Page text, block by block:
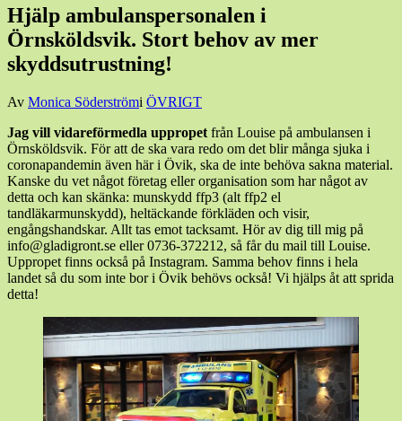
Hjälp ambulanspersonalen i
Örnsköldsvik. Stort behov av mer
skyddsutrustning!
Den
mars,
202030
mars,
2020
Av Monica Söderströmi ÖVRIGT
Jag vill vidareförmedla uppropet från Louise på ambulansen i
Örnsköldsvik. För att de ska vara redo om det blir många sjuka i
coronapandemin även här i Övik, ska de inte behöva sakna material.
Kanske du vet något företag eller organisation som har något av
detta och kan skänka: munskydd ffp3 (alt ffp2 el
tandläkarmunskydd), heltäckande förkläden och visir,
engångshandskar. Allt tas emot tacksamt. Hör av dig till mig på
info@gladigront.se eller 0736-372212, så får du mail till Louise.
Uppropet finns också på Instagram. Samma behov finns i hela
landet så du som inte bor i Övik behövs också! Vi hjälps åt att sprida
detta!